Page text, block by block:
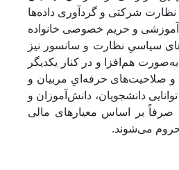
شرکتی و گردآوری داده‌ها
و حریم خصوصی خانواده
سیاسیِ نظارت و سانسور نیز
می‌توان به موارد زیر اشاره کرد: 1) نظارت و سانسور به‌صورت هم‌افزا و در کنار یکدیگر
دولتی، اختیارات و صلاحیت‌های حرفه‌ایِ مربیان و
که توانایی دانشجویان، دانش‌آموزان و
صرفاً بر اساس معیارهای مالی
می‌شوند.